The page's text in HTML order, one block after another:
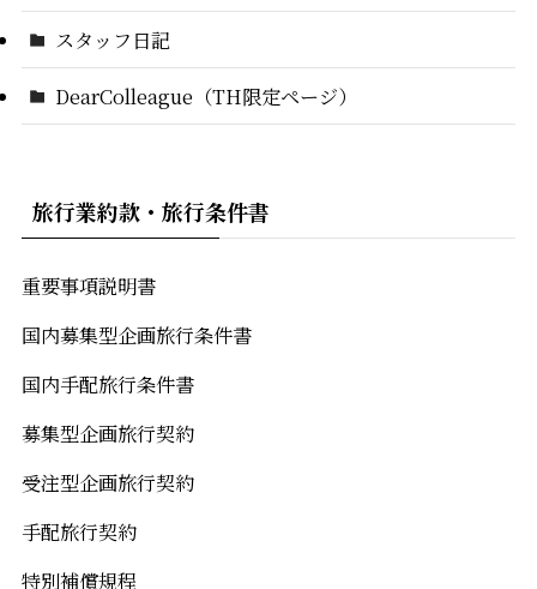
スタッフ日記
DearColleague（TH限定ページ）
旅行業約款・旅行条件書
重要事項説明書
国内募集型企画旅行条件書
国内手配旅行条件書
募集型企画旅行契約
受注型企画旅行契約
手配旅行契約
特別補償規程